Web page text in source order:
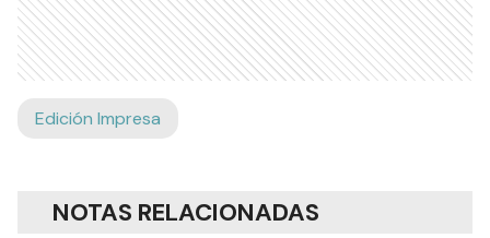
Edición Impresa
NOTAS RELACIONADAS